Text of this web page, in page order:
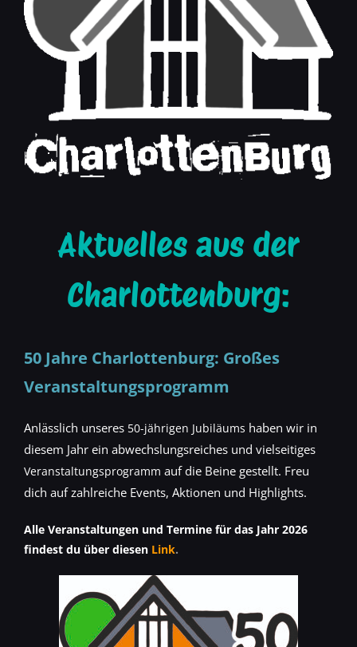
Aktuelles aus der
Charlottenburg:
50 Jahre Charlottenburg: Großes
Veranstaltungsprogramm
Anlässlich unseres 50-jährigen Jubiläums haben wir in
diesem Jahr ein abwechslungsreiches und vielseitiges
Veranstaltungsprogramm auf die Beine gestellt. Freu
dich auf zahlreiche Events, Aktionen und Highlights.
Alle Veranstaltungen und Termine für das Jahr 2026
findest du über diesen Link.